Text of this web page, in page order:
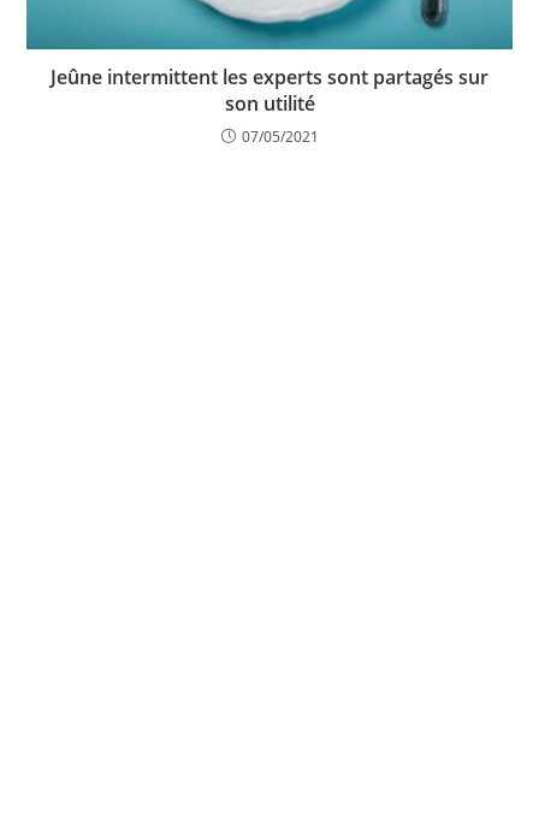
Jeûne intermittent les experts sont partagés sur
son utilité
07/05/2021